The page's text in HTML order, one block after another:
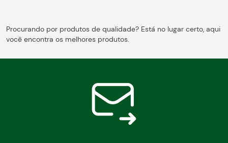
Procurando por produtos de qualidade? Está no lugar certo, aqui
você encontra os melhores produtos.